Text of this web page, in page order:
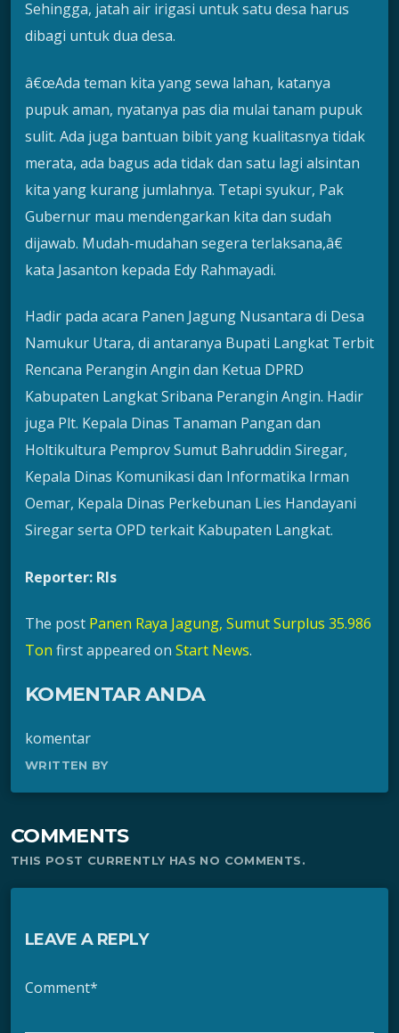
Sehingga, jatah air irigasi untuk satu desa harus
dibagi untuk dua desa.
â€œAda teman kita yang sewa lahan, katanya
pupuk aman, nyatanya pas dia mulai tanam pupuk
sulit. Ada juga bantuan bibit yang kualitasnya tidak
merata, ada bagus ada tidak dan satu lagi alsintan
kita yang kurang jumlahnya. Tetapi syukur, Pak
Gubernur mau mendengarkan kita dan sudah
dijawab. Mudah-mudahan segera terlaksana,â€
kata Jasanton kepada Edy Rahmayadi.
Hadir pada acara Panen Jagung Nusantara di Desa
Namukur Utara, di antaranya Bupati Langkat Terbit
Rencana Perangin Angin dan Ketua DPRD
Kabupaten Langkat Sribana Perangin Angin. Hadir
juga Plt. Kepala Dinas Tanaman Pangan dan
Holtikultura Pemprov Sumut Bahruddin Siregar,
Kepala Dinas Komunikasi dan Informatika Irman
Oemar, Kepala Dinas Perkebunan Lies Handayani
Siregar serta OPD terkait Kabupaten Langkat.
Reporter: Rls
The post Panen Raya Jagung, Sumut Surplus 35.986
Ton first appeared on Start News.
KOMENTAR ANDA
komentar
WRITTEN BY
COMMENTS
THIS POST CURRENTLY HAS NO COMMENTS.
LEAVE A REPLY
Comment*